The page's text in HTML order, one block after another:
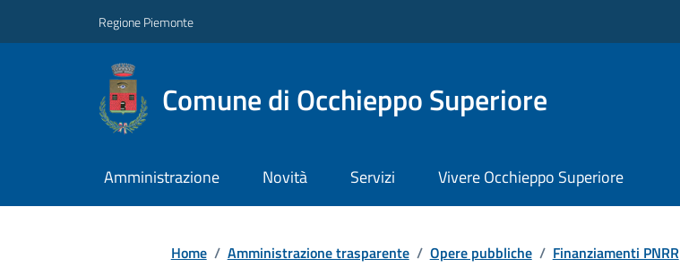
Regione Piemonte
Comune di Occhieppo Superiore
Amministrazione Novità Servizi Vivere Occhieppo Superiore
Home / Amministrazione trasparente / Opere pubbliche / Finanziamenti PNRR